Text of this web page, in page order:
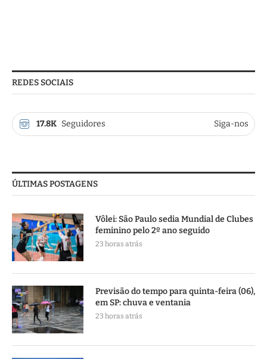
REDES SOCIAIS
17.8K Seguidores Siga-nos
ÚLTIMAS POSTAGENS
Vôlei: São Paulo sedia Mundial de Clubes
feminino pelo 2º ano seguido
23 horas atrás
Previsão do tempo para quinta-feira (06),
em SP: chuva e ventania
23 horas atrás